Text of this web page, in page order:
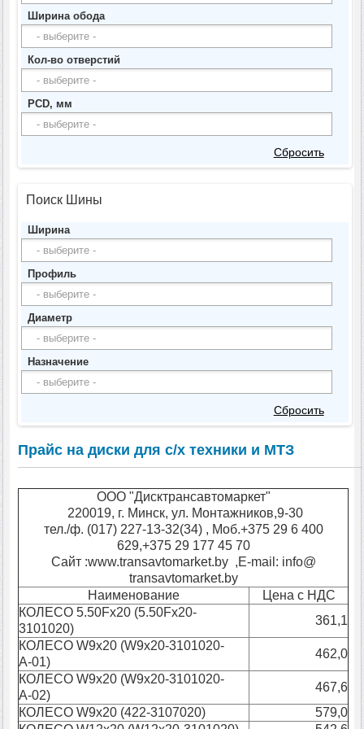
Запасные части к граблям ворошилкам
НОЖИ РЕЖУЩИХ АППАРАТОВ ЖАТОК, ИЗМЕЛЬЧИТЕЛЕЙ,
СЕГМЕНТЫ
К транспортёрам навозоудаления
Ширина обода
Кол-во отверстий
PCD, мм
Сбросить
Поиск Шины
Ширина
Профиль
Диаметр
Назначение
Сбросить
Прайс на диски для с/х техники и МТЗ
ООО "Дисктрансавтомаркет"
220019, г. Минск, ул. Монтажников,9-30
тел./ф. (017) 227-13-32(34) , Моб.+375 29 6 400
629,+375 29 177 45 70
Сайт :www.transavtomarket.by ,E-mail: info@
transavtomarket.by
Наименование
Цена с НДС
КОЛЕСО 5.50Fx20 (5.50Fx20-
3101020)
361,1
КОЛЕСО W9х20 (W9х20-3101020-
А-01)
462,0
КОЛЕСО W9х20 (W9х20-3101020-
А-02)
467,6
КОЛЕСО W9х20 (422-3107020)
579,0